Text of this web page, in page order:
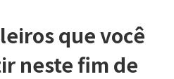
que você
neste fim de